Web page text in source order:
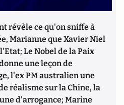
révèle ce qu'on sniffe à
Marianne que Xavier Niel
Le Nobel de la Paix
une leçon de
l'ex PM australien une
réalisme sur la Chine, la
une d'arrogance; Marine